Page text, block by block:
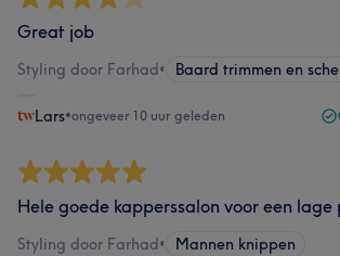
Great job
Styling door Farhad• Baard trimmen en
Lars•ongeveer 10 uur geleden
Hele goede kapperssalon voor een lage
Styling door Farhad• Mannen knippen